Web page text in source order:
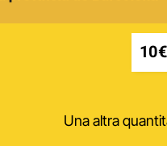
10€
Una altra